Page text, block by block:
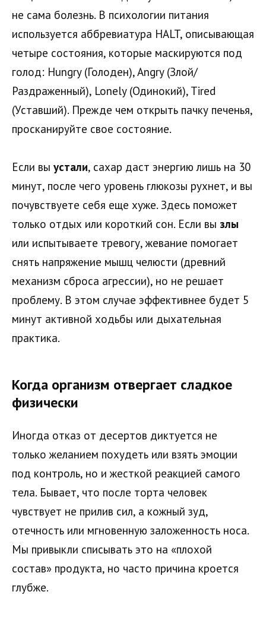
не сама болезнь. В психологии питания
используется аббревиатура HALT, описывающая
четыре состояния, которые маскируются под
голод: Hungry (Голоден), Angry (Злой/
Раздраженный), Lonely (Одинокий), Tired
(Уставший). Прежде чем открыть пачку печенья,
просканируйте свое состояние.
Если вы устали, сахар даст энергию лишь на 30
минут, после чего уровень глюкозы рухнет, и вы
почувствуете себя еще хуже. Здесь поможет
только отдых или короткий сон. Если вы злы
или испытываете тревогу, жевание помогает
снять напряжение мышц челюсти (древний
механизм сброса агрессии), но не решает
проблему. В этом случае эффективнее будет 5
минут активной ходьбы или дыхательная
практика.
Когда организм отвергает сладкое
физически
Иногда отказ от десертов диктуется не
только желанием похудеть или взять эмоции
под контроль, но и жесткой реакцией самого
тела. Бывает, что после торта человек
чувствует не прилив сил, а кожный зуд,
отечность или мгновенную заложенность носа.
Мы привыкли списывать это на «плохой
состав» продукта, но часто причина кроется
глубже.